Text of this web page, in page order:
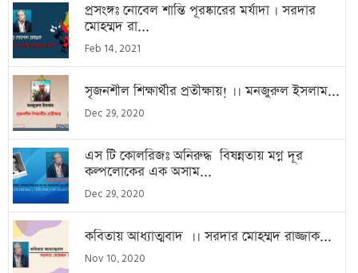
প্রসংঙ্গঃ নোবেল শান্তি পূরষ্কারের মর্যাদা । সরদার
মোহম্মদ রা...
Feb 14, 2021
সৃজনশীল শিক্ষার্থীর প্রতীক্ষায়! ।। মনজুরুল ইসলাম...
Dec 29, 2020
এস টি কোলরিজঃ অনিরুদ্ধ বিষন্নতায় মগ্ন দূর
কল্পলোকের এক অসাম...
Dec 29, 2020
কবিতায় আধ্যাত্মবাদ ।। সরদার মোহম্মদ রাজ্জাক...
Nov 10, 2020